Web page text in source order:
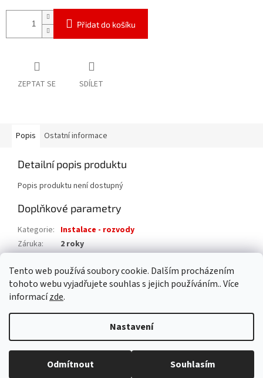
Tento web používá soubory cookie. Dalším procházením
tohoto webu vyjadřujete souhlas s jejich používáním.. Více
informacízde.
Nastavení
Odmítnout Souhlasím
Přidat do košíku
ZEPTAT SE SDÍLET
Popis Ostatní informace
Detailní popis produktu
Popis produktu není dostupný
Doplňkové parametry
Kategorie: Instalace - rozvody
Záruka:
2 roky
EAN: 8595042194623
Vytvořil Shoptet
Copyright 2026AAA pro dům s.r.o. . Všechna práva vyhrazena.